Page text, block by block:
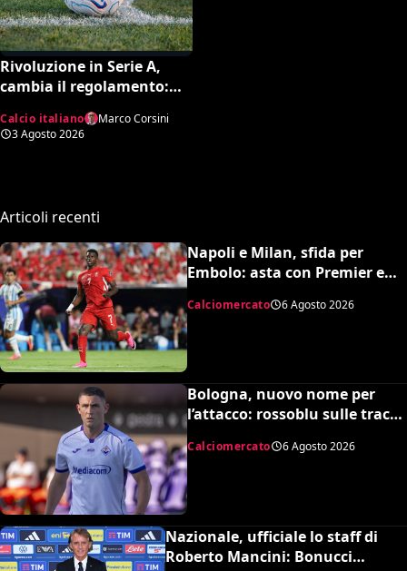
Rivoluzione in Serie A,
cambia il regolamento:
in campo già il giorno
dopo
Calcio italiano
Marco Corsini
3 Agosto 2026
Articoli recenti
Napoli e Milan, sfida per
Embolo: asta con Premier e
MLS, il prezzo
Calciomercato 6 Agosto 2026
Bologna, nuovo nome per
l’attacco: rossoblu sulle tracce
Calciomercato 6 Agosto 2026
Nazionale, ufficiale lo staff di
Roberto Mancini: Bonucci